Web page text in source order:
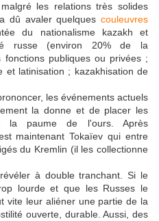
les relations très solides
dû avaler quelques couleuvres
du nationalisme kazakh et
russe (environ 20% de la
publiques ou privées ;
et latinisation ; kazakhisation de
les événements actuels
la donne et de placer les
la paume de l'ours. Après
maintenant Tokaïev qui entre
du Kremlin (il les collectionne
à double tranchant. Si le
lourde et que les Russes le
vite leur aliéner une partie de la
ouverte, durable. Aussi, des